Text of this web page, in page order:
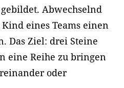
Abwechselnd
eines Teams einen
Das Ziel: drei Steine
eine Reihe zu bringen
oder